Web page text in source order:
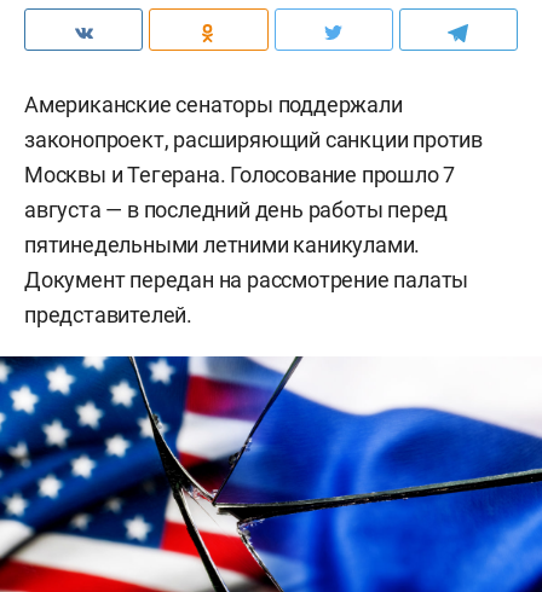
Американские сенаторы поддержали
законопроект, расширяющий санкции против
Москвы и Тегерана. Голосование прошло 7
августа — в последний день работы перед
пятинедельными летними каникулами.
Документ передан на рассмотрение палаты
представителей.